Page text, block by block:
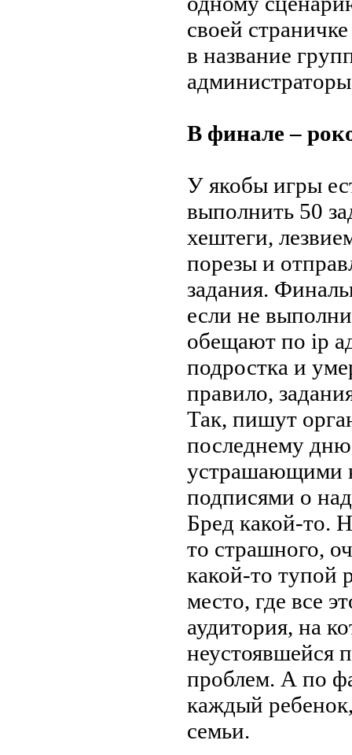
своей
в название
В финале –
У якобы игры
выполнить 50
хештеги,
порезы и
задания.
если не
обещают по ip
подростка и
правило,
Так, пишут
последнему
устрашающими
подписями о
Бред какой-то.
то страшного,
какой-то тупой
место, где все
аудитория, на
неустоявшейся
проблем. А по
каждый
семьи.